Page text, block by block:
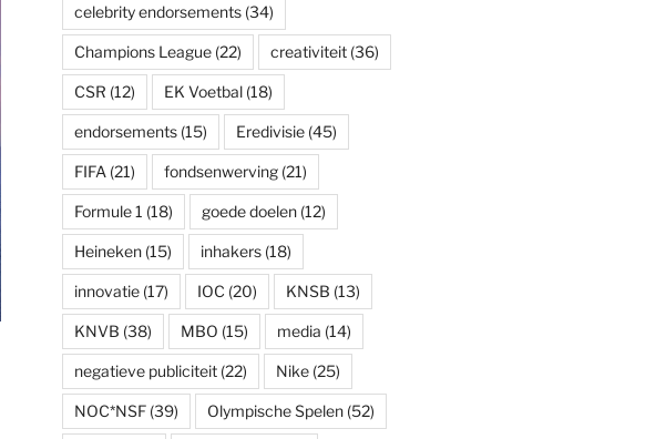
celebrity endorsements(34)
Champions League(22) creativiteit(36)
CSR (12) EK Voetbal(18)
endorsements(15) Eredivisie(45)
FIFA (21) fondsenwerving(21)
Formule 1 (18) goede doelen(12)
Heineken(15) inhakers(18)
innovatie(17) IOC (20) KNSB (13)
KNVB (38) MBO (15) media (14)
negatieve publiciteit(22) Nike(25)
NOC*NSF(39) Olympische Spelen(52)